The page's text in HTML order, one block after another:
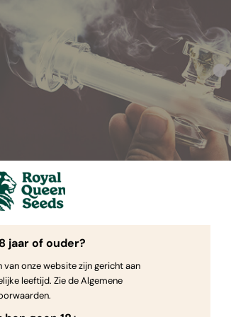
VAN EEN STEAMROLLER?
steamroller bevatten, klinkt wellicht
is een volledig andere manier om
jaar of ouder?
onze website zijn gericht aan
leeftijd. Zie de Algemene